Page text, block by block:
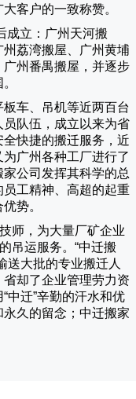
客户的一致称赞。
成立：广州天河搬
荔湾搬屋、广州黄埔
州番禺搬屋，并逐步
车、吊机等近两百台
队伍，成立以来为省
快捷的搬迁服务，近
广州各种工厂进行了
家公司发挥其科学的总
工精神、高超的起重
势。
师，为大量厂矿企业
吊运服务。“中迁搬
送大批的专业搬迁人
却了企业管理劳力资
中迁”辛勤的汗水和优
久的留念； 中迁搬家